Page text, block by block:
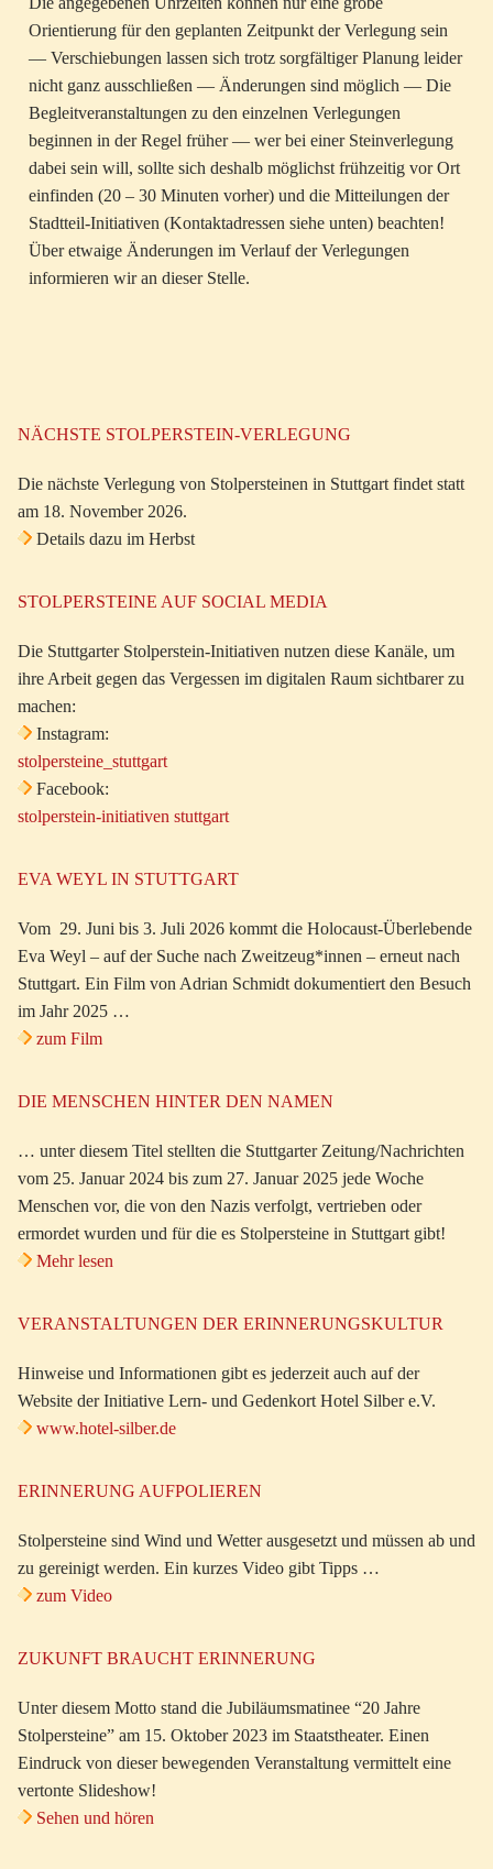
Orientierung für den geplanten Zeitpunkt der Verlegung sein
— Verschiebungen lassen sich trotz sorgfältiger Planung leider
nicht ganz ausschließen — Änderungen sind möglich — Die
Begleitveranstaltungen zu den einzelnen Verlegungen
beginnen in der Regel früher — wer bei einer Steinverlegung
dabei sein will, sollte sich deshalb möglichst frühzeitig vor Ort
einfinden (20 – 30 Minuten vorher) und die Mitteilungen der
Stadtteil-Initiativen (Kontaktadressen siehe unten) beachten!
Über etwaige Änderungen im Verlauf der Verlegungen
informieren wir an dieser Stelle.
NÄCHSTE STOLPERSTEIN-VERLEGUNG
Die nächste Verlegung von Stolpersteinen in Stuttgart findet statt
am 18. November 2026.
Details dazu im Herbst
STOLPERSTEINE AUF SOCIAL MEDIA
Die Stuttgarter Stolperstein-Initiativen nutzen diese Kanäle, um
ihre Arbeit gegen das Vergessen im digitalen Raum sichtbarer zu
machen:
Instagram:
stolpersteine_stuttgart
Facebook:
stolperstein-initiativen stuttgart
EVA WEYL IN STUTTGART
Vom 29. Juni bis 3. Juli 2026 kommt die Holocaust-Überlebende
Eva Weyl – auf der Suche nach Zweitzeug*innen – erneut nach
Stuttgart. Ein Film von Adrian Schmidt dokumentiert den Besuch
im Jahr 2025 …
zum Film
DIE MENSCHEN HINTER DEN NAMEN
… unter diesem Titel stellten die Stuttgarter Zeitung/Nachrichten
vom 25. Januar 2024 bis zum 27. Januar 2025 jede Woche
Menschen vor, die von den Nazis verfolgt, vertrieben oder
ermordet wurden und für die es Stolpersteine in Stuttgart gibt!
Mehr lesen
VERANSTALTUNGEN DER ERINNERUNGSKULTUR
Hinweise und Informationen gibt es jederzeit auch auf der
Website der Initiative Lern- und Gedenkort Hotel Silber e.V.
www.hotel-silber.de
ERINNERUNG AUFPOLIEREN
Stolpersteine sind Wind und Wetter ausgesetzt und müssen ab und
zu gereinigt werden. Ein kurzes Video gibt Tipps …
zum Video
ZUKUNFT BRAUCHT ERINNERUNG
Unter diesem Motto stand die Jubiläumsmatinee “20 Jahre
Stolpersteine” am 15. Oktober 2023 im Staatstheater. Einen
Eindruck von dieser bewegenden Veranstaltung vermittelt eine
vertonte Slideshow!
Sehen und hören